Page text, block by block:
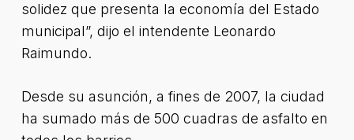
solidez que presenta la economía del Estado
municipal”, dijo el intendente Leonardo
Raimundo.
Desde su asunción, a fines de 2007, la ciudad
ha sumado más de 500 cuadras de asfalto en